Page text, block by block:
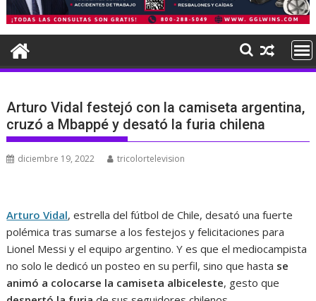
Arturo Vidal festejó con la camiseta argentina,
cruzó a Mbappé y desató la furia chilena
diciembre 19, 2022 tricolortelevision
Arturo Vidal, estrella del fútbol de Chile, desató una fuerte
polémica tras sumarse a los festejos y felicitaciones para
Lionel Messi y el equipo argentino. Y es que el mediocampista
no solo le dedicó un posteo en su perfil, sino que hasta se
animó a colocarse la camiseta albiceleste, gesto que